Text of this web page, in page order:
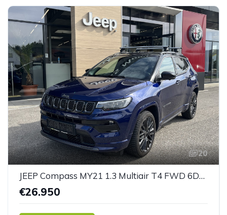
20
JEEP Compass MY21 1.3 Multiair T4 FWD 6DDCT S
€26.950